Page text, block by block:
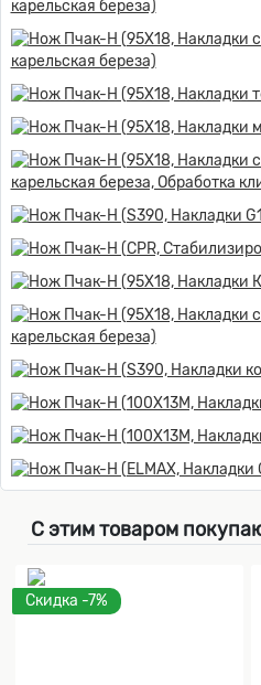
С этим товаром
Скидка -7%